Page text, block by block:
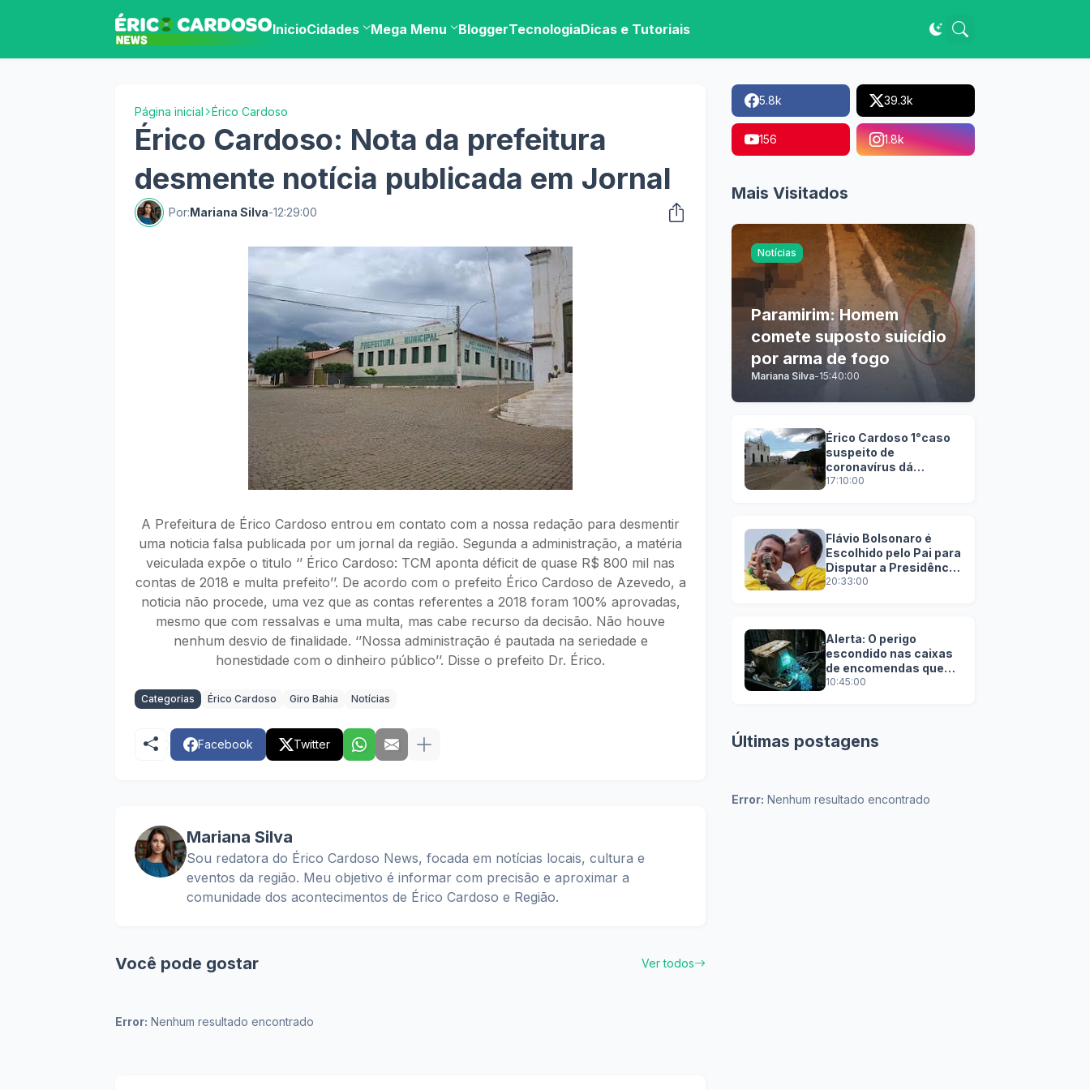
InicioCidades Mega Menu BloggerTecnologiaDicas e Tutoriais
Página inicial Érico Cardoso
Érico Cardoso: Nota da prefeitura
desmente notícia publicada em Jornal
Por:Mariana Silva-12:29:00
A Prefeitura de Érico Cardoso entrou em contato com a nossa redação para desmentir
uma noticia falsa publicada por um jornal da região. Segunda a administração, a matéria
veiculada expõe o titulo ‘’ Érico Cardoso: TCM aponta déficit de quase R$ 800 mil nas
contas de 2018 e multa prefeito’’. De acordo com o prefeito Érico Cardoso de Azevedo, a
noticia não procede, uma vez que as contas referentes a 2018 foram 100% aprovadas,
mesmo que com ressalvas e uma multa, mas cabe recurso da decisão. Não houve
nenhum desvio de finalidade. ‘’Nossa administração é pautada na seriedade e
honestidade com o dinheiro público’’. Disse o prefeito Dr. Érico.
Categorias Érico Cardoso Giro Bahia Notícias
Facebook Twitter
Mariana Silva
Sou redatora do Érico Cardoso News, focada em notícias locais, cultura e
eventos da região. Meu objetivo é informar com precisão e aproximar a
comunidade dos acontecimentos de Érico Cardoso e Região.
Você pode gostar Ver todos
Error: Nenhum resultado encontrado
5.8k 39.3k
156 1.8k
Mais Visitados
Notícias
Paramirim: Homem
comete suposto suicídio
por arma de fogo
Mariana Silva-15:40:00
Érico Cardoso 1°caso
suspeito de
coronavírus dá
negativo
17:10:00
Flávio Bolsonaro é
Escolhido pelo Pai para
Disputar a Presidência
em 2026
20:33:00
Alerta: O perigo
escondido nas caixas
de encomendas que
você joga no lixo
10:45:00
Últimas postagens
Error: Nenhum resultado encontrado